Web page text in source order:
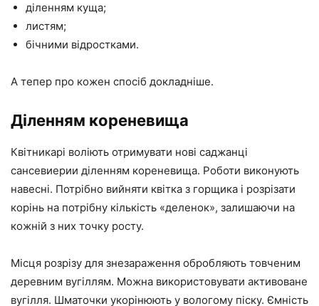
діленням куща;
листям;
бічними відростками.
А тепер про кожен спосіб докладніше.
Діленням кореневища
Квітникарі воліють отримувати нові саджанці
сансевиерии діленням кореневища. Роботи виконують
навесні. Потрібно вийняти квітка з горщика і розрізати
корінь на потрібну кількість «деленок», залишаючи на
кожній з них точку росту.
Місця розрізу для знезараження обробляють товченим
деревним вугіллям. Можна використовувати активоване
вугілля. Шматочки укорінюють у вологому піску. Ємність